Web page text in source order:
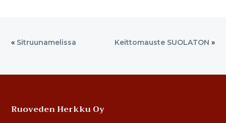
« Sitruunamelissa Keittomauste SUOLATON »
Footer
Ruoveden Herkku Oy